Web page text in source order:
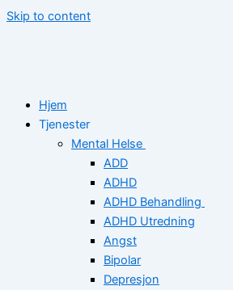
Skip to content
Hjem
Tjenester
Mental Helse
ADD
ADHD
ADHD Behandling
ADHD Utredning
Angst
Bipolar
Depresjon